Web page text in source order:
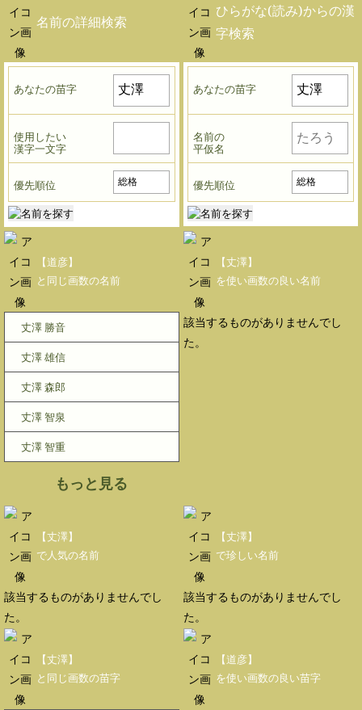
名前の詳細検索
あなたの苗字
使用したい
漢字一文字
優先順位
ひらがな(読み)からの漢
字検索
あなたの苗字
名前の
平仮名
優先順位
【道彦】
と同じ画数の名前
丈澤 勝音
丈澤 雄信
丈澤 森郎
丈澤 智泉
丈澤 智重
もっと見る
【丈澤】
を使い画数の良い名前
該当するものがありませんでし
た。
【丈澤】
で人気の名前
該当するものがありませんでし
た。
【丈澤】
で珍しい名前
該当するものがありませんでし
た。
【丈澤】
と同じ画数の苗字
【道彦】
を使い画数の良い苗字